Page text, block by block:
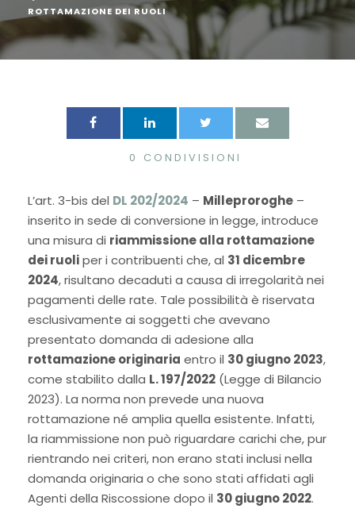
ROTTAMAZIONE DEI RUOLI
0 CONDIVISIONI
L’art. 3-bis del DL 202/2024 – Milleproroghe –
inserito in sede di conversione in legge, introduce
una misura di riammissione alla rottamazione
dei ruoliper i contribuenti che, al 31 dicembre
2024, risultano decaduti a causa di irregolarità nei
pagamenti delle rate. Tale possibilità è riservata
esclusivamente ai soggetti che avevano
presentato domanda di adesione alla
rottamazione originaria entro il 30 giugno 2023,
come stabilito dalla L. 197/2022 (Legge di Bilancio
2023). La norma non prevede una nuova
rottamazione né amplia quella esistente. Infatti,
la riammissione non può riguardare carichi che, pur
rientrando nei criteri, non erano stati inclusi nella
domanda originaria o che sono stati affidati agli
Agenti della Riscossione dopo il 30 giugno 2022.